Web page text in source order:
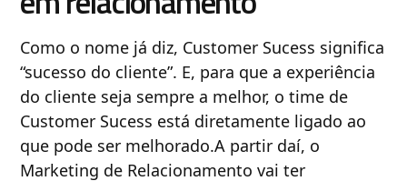
Como o nome já diz, Customer Sucess significa
“sucesso do cliente”. E, para que a experiência
do cliente seja sempre a melhor, o time de
Customer Sucess está diretamente ligado ao
que pode ser melhorado.A partir daí, o
Marketing de Relacionamento vai ter